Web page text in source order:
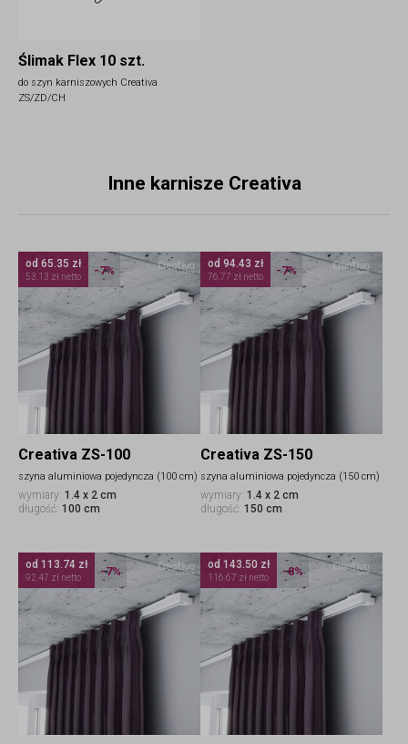
Ślimak Flex 10 szt.
do szyn karniszowych Creativa
ZS/ZD/CH
Inne karnisze Creativa
Creativa ZS-100
szyna aluminiowa pojedyncza (100 cm)
wymiary: 1.4 x 2 cm
długość: 100 cm
od 65.35 zł
53.13 zł netto -7%
Creativa ZS-150
szyna aluminiowa pojedyncza (150 cm)
wymiary: 1.4 x 2 cm
długość: 150 cm
od 94.43 zł
76.77 zł netto -7%
od 113.74 zł
92.47 zł netto -7% od 143.50 zł
116.67 zł netto -8%